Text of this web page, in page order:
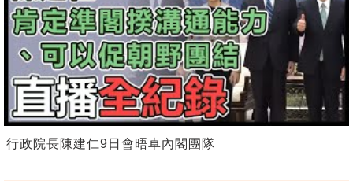
行政院長陳建仁9日會晤卓內閣團隊